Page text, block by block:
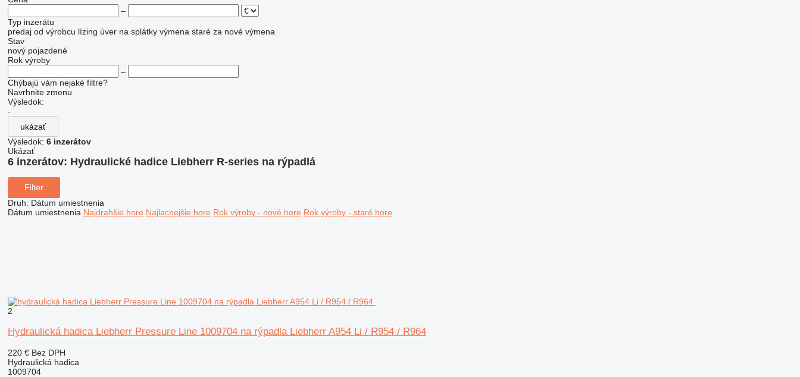
–
Typ inzerátu
predaj od výrobcu lízing úver na splátky výmena staré za nové výmena
Stav
nový pojazdené
Rok výroby
–
Chýbajú vám nejaké filtre?
Navrhnite zmenu
Výsledok:
-
ukázať
Výsledok: 6 inzerátov
Ukázať
6 inzerátov: Hydraulické hadice Liebherr R-series na rýpadlá
Filter
Druh: Dátum umiestnenia
Dátum umiestnenia Najdrahšie hore Najlacnejšie hore Rok výroby - nové hore Rok výroby - staré hore
2
Hydraulická hadica Liebherr Pressure Line 1009704 na rýpadla Liebherr A954 Li / R954 / R964
220 € Bez DPH
Hydraulická hadica
1009704